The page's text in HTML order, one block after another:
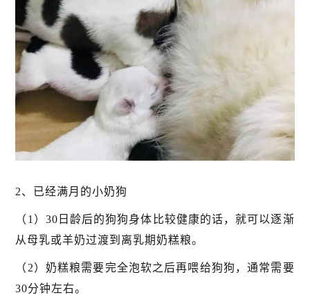
2、已经满月的小奶狗
（1）30日龄后的狗狗身体比较健康的话，就可以逐渐
从母乳或羊奶过渡到离乳期奶糕粮。
（2）奶糕粮需要完全泡软之后再喂给狗狗，通常需要
30分钟左右。